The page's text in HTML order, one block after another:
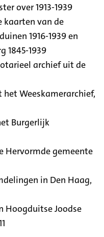
over 1913-1939
kaarten van de
1916-1939 en
1845-1939
archief uit de
Weeskamerarchief,
Burgerlijk
Hervormde gemeente
in Den Haag,
Hoogduitse Joodse